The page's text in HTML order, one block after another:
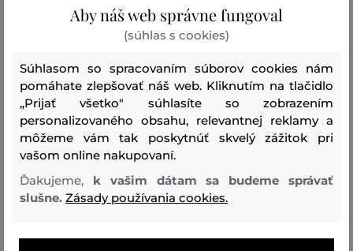
podšívka
POLYURETÁN POLYESTER
10 %
stielka
POLYURETÁN
100 %
podrážka
100 %
Aby náš web správne fungoval
(súhlas s cookies)
Súhlasom so spracovaním súborov cookies nám
pomáhate zlepšovať náš web. Kliknutím na tlačidlo
„Prijať všetko" súhlasíte so zobrazením
personalizovaného obsahu, relevantnej reklamy a
môžeme vám tak poskytnúť skvelý zážitok pri
vašom online nakupovaní.
Ďakujeme, k vašim dátam sa budeme správať
slušne. Zásady používania cookies.